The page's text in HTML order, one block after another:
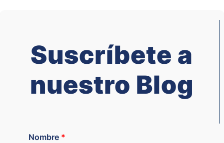
Suscríbete a
nuestro Blog
Nombre *